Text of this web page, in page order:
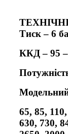
Тиск – 6
ККД – 95
65, 85,
630, 730,